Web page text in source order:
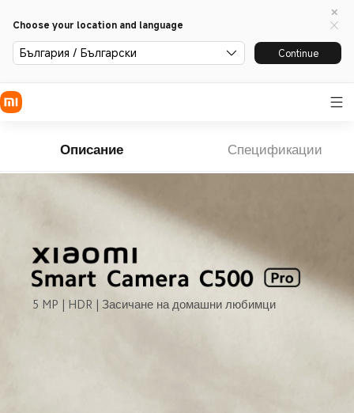
Choose your location and language
България / Български Continue
Описание Спецификации
5 MP | HDR | Засичане на домашни любимци